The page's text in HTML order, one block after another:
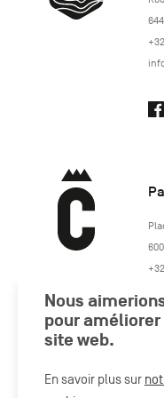
Nous
pour améliorer
site web.
En savoir plus sur